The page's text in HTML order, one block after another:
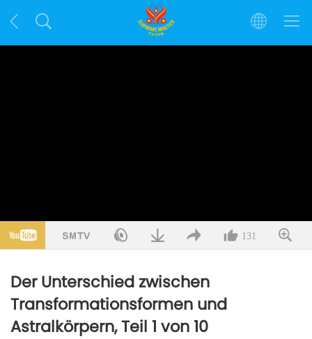
131
Der Unterschied zwischen
Transformationsformen und
Astralkörpern, Teil 1 von 10